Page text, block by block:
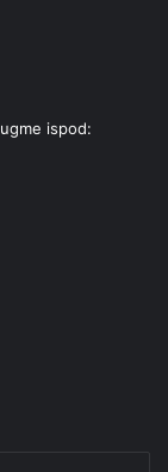
ispod: